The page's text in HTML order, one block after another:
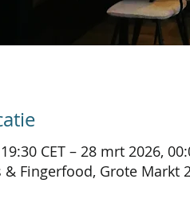
CET – 28 mrt 2026,
& Fingerfood, Grote Markt